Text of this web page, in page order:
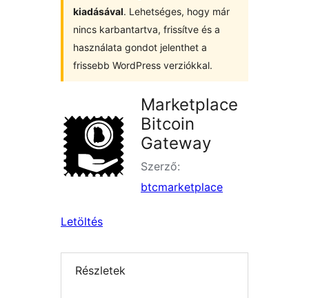
kiadásával. Lehetséges, hogy már
nincs karbantartva, frissítve és a
használata gondot jelenthet a
frissebb WordPress verziókkal.
Marketplace
Bitcoin
Gateway
Szerző:
btcmarketplace
Letöltés
Részletek